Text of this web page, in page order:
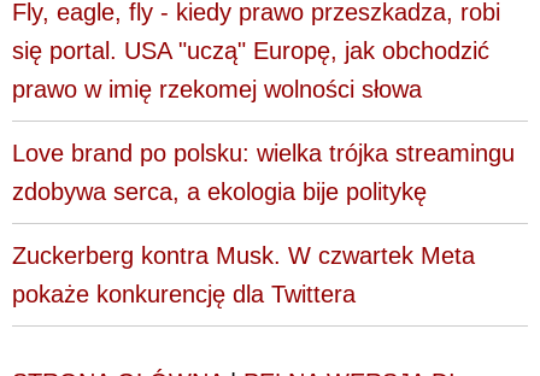
Fly, eagle, fly - kiedy prawo przeszkadza, robi
się portal. USA "uczą" Europę, jak obchodzić
prawo w imię rzekomej wolności słowa
Love brand po polsku: wielka trójka streamingu
zdobywa serca, a ekologia bije politykę
Zuckerberg kontra Musk. W czwartek Meta
pokaże konkurencję dla Twittera